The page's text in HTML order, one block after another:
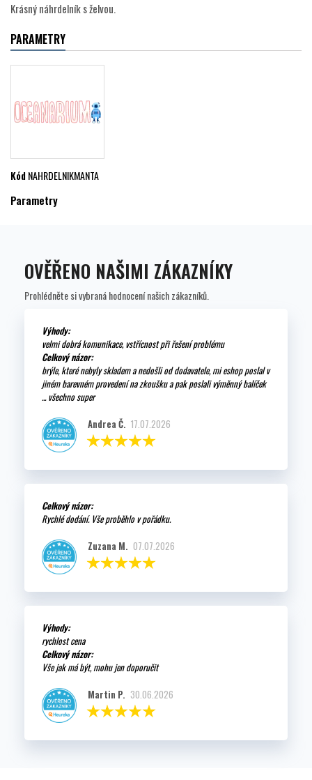
Krásný náhrdelník s želvou.
PARAMETRY
KódNAHRDELNIKMANTA
Parametry
OVĚŘENO NAŠIMI ZÁKAZNÍKY
Prohlédněte si vybraná hodnocení našich zákazníků.
Výhody:
velmi dobrá komunikace, vstřícnost při řešení problému
Celkový názor:
brýle, které nebyly skladem a nedošli od dodavatele, mi eshop poslal v
jiném barevném provedení na zkoušku a pak poslali výměnný balíček
... všechno super
Andrea Č. 17.07.2026
Celkový názor:
Rychlé dodání. Vše proběhlo v pořádku.
Zuzana M. 07.07.2026
Výhody:
rychlost cena
Celkový názor:
Vše jak má být, mohu jen doporučit
Martin P. 30.06.2026